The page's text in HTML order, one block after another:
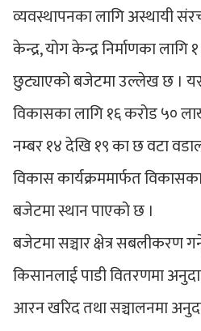
व्यवस्थापनका लागि अस्थायी
केन्द्र, योग केन्द्र निर्माणका
छुट्याएको बजेटमा उल्लेख छ ।
विकासका लागि १६ करोड ५०
नम्बर १४ देखि १९ का छ वटा
विकास कार्यक्रममार्फत
बजेटमा स्थान पाएको छ ।
बजेटमा सञ्चार क्षेत्र सबलीकरण
किसानलाई पाडी वितरणमा
आरन खरिद तथा सञ्चालनमा